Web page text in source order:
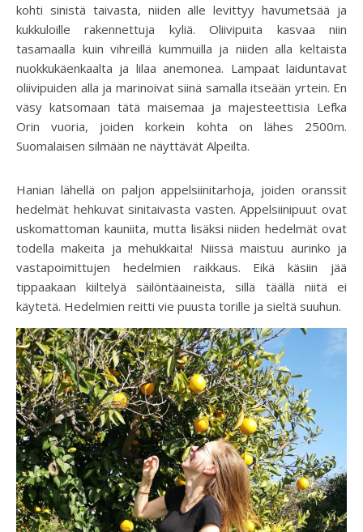
kohti sinistä taivasta, niiden alle levittyy havumetsää ja
kukkuloille rakennettuja kyliä. Oliivipuita kasvaa niin
tasamaalla kuin vihreillä kummuilla ja niiden alla keltaista
nuokkukäenkaalta ja lilaa anemonea. Lampaat laiduntavat
oliivipuiden alla ja marinoivat siinä samalla itseään yrtein. En
väsy katsomaan tätä maisemaa ja majesteettisia Lefka
Orin vuoria, joiden korkein kohta on lähes 2500m.
Suomalaisen silmään ne näyttävät Alpeilta.
Hanian lähellä on paljon appelsiinitarhoja, joiden oranssit
hedelmät hehkuvat sinitaivasta vasten. Appelsiinipuut ovat
uskomattoman kauniita, mutta lisäksi niiden hedelmät ovat
todella makeita ja mehukkaita! Niissä maistuu aurinko ja
vastapoimittujen hedelmien raikkaus. Eikä käsiin jää
tippaakaan kiiltelyä säilöntäaineista, sillä täällä niitä ei
käytetä. Hedelmien reitti vie puusta torille ja sieltä suuhun.